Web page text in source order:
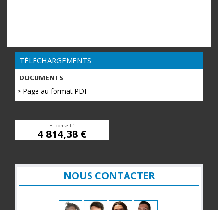
TÉLÉCHARGEMENTS
DOCUMENTS
> Page au format PDF
HT conseillé
4 814,38 €
NOUS CONTACTER